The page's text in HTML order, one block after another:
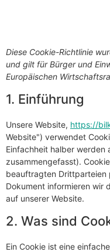
Diese Cookie-Richtlinie
und gilt für Bürger und
Europäischen
1. Einführung
Unsere Website, https://
Website") verwendet
Einfachheit halber werden
zusammengefasst).
beauftragten Drittparteien
Dokument informieren wir
auf unserer Website.
2. Was sind
Ein Cookie ist eine